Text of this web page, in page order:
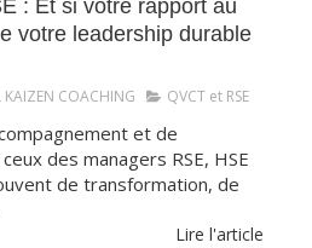
: Et si votre rapport au
votre leadership durable
KAIZEN COACHING QVCT et RSE
et de
des managers RSE, HSE
de transformation, de
Lire l'article